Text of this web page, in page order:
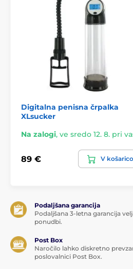
Digitalna penisna črpalka
XLsucker
Na zalogi, ve sredo 12. 8. pri
89 € V košarico
Podaljšana garancija
Podaljšana 3-letna garancija
ponudbi.
Post Box
Naročilo lahko diskretno
poslovalnici Post Box.